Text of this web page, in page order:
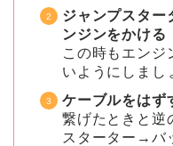
ジャンプスター
ンジンをかける
この時もエンジ
いようにしまし
ケーブルをはず
繋げたときと逆
スターター→バ